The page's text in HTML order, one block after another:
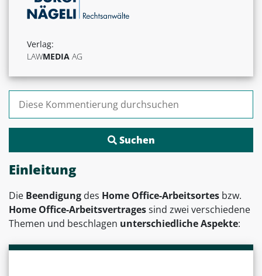
Verlag:
LAWMEDIA AG
Suchen nach:
Einleitung
Die Beendigung des Home Office-Arbeitsortes bzw.
Home Office-Arbeitsvertragessind zwei verschiedene
Themen und beschlagen unterschiedliche Aspekte: